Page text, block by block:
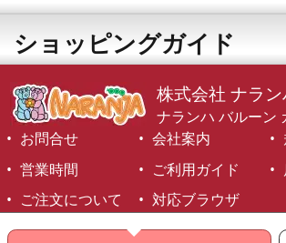
ショッピングガイド
株式会社 ナラン
ナランハ バルーン
お問合せ
会社案内
営業時間
ご利用ガイド
ご注文について
対応ブラウザ
©1999-2026 NARANJA Inc. All